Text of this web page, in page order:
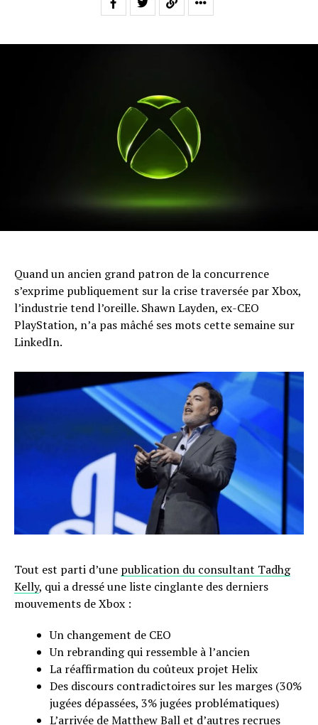
Quand un ancien grand patron de la concurrence
s’exprime publiquement sur la crise traversée par Xbox,
l’industrie tend l’oreille. Shawn Layden, ex-CEO
PlayStation, n’a pas mâché ses mots cette semaine sur
LinkedIn.
Tout est parti d’une publication du consultant Tadhg
Kelly, qui a dressé une liste cinglante des derniers
mouvements de Xbox :
Un changement de CEO
Un rebranding qui ressemble à l’ancien
La réaffirmation du coûteux projet Helix
Des discours contradictoires sur les marges (30%
jugées dépassées, 3% jugées problématiques)
L’arrivée de Matthew Ball et d’autres recrues